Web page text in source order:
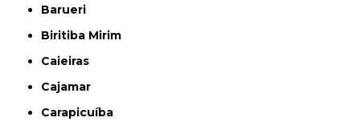
Barueri
Biritiba Mirim
Caieiras
Cajamar
Carapicuíba